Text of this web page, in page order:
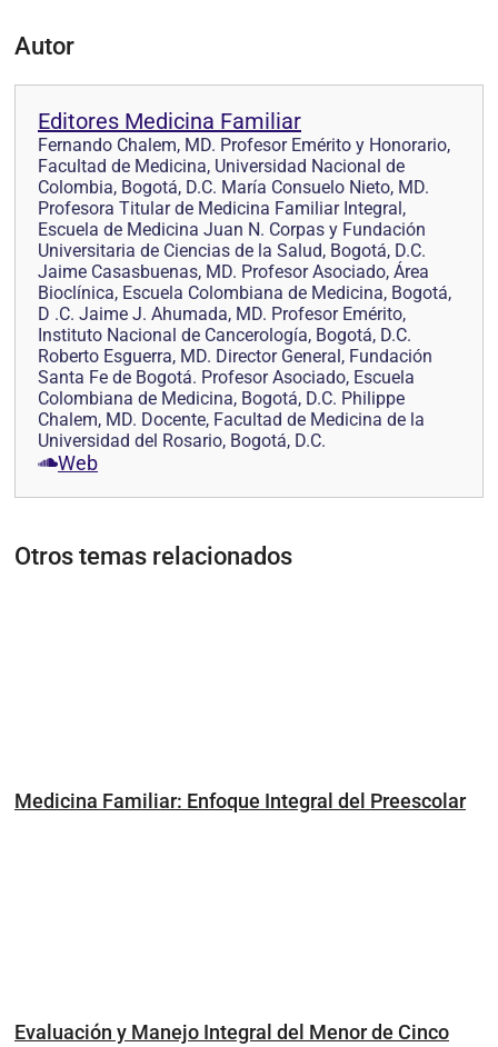
Autor
Editores Medicina Familiar
Fernando Chalem, MD. Profesor Emérito y Honorario,
Facultad de Medicina, Universidad Nacional de
Colombia, Bogotá, D.C. María Consuelo Nieto, MD.
Profesora Titular de Medicina Familiar Integral,
Escuela de Medicina Juan N. Corpas y Fundación
Universitaria de Ciencias de la Salud, Bogotá, D.C.
Jaime Casasbuenas, MD. Profesor Asociado, Área
Bioclínica, Escuela Colombiana de Medicina, Bogotá,
D .C. Jaime J. Ahumada, MD. Profesor Emérito,
Instituto Nacional de Cancerología, Bogotá, D.C.
Roberto Esguerra, MD. Director General, Fundación
Santa Fe de Bogotá. Profesor Asociado, Escuela
Colombiana de Medicina, Bogotá, D.C. Philippe
Chalem, MD. Docente, Facultad de Medicina de la
Universidad del Rosario, Bogotá, D.C.
Web
Otros temas relacionados
Medicina Familiar: Enfoque Integral del Preescolar
Evaluación y Manejo Integral del Menor de Cinco